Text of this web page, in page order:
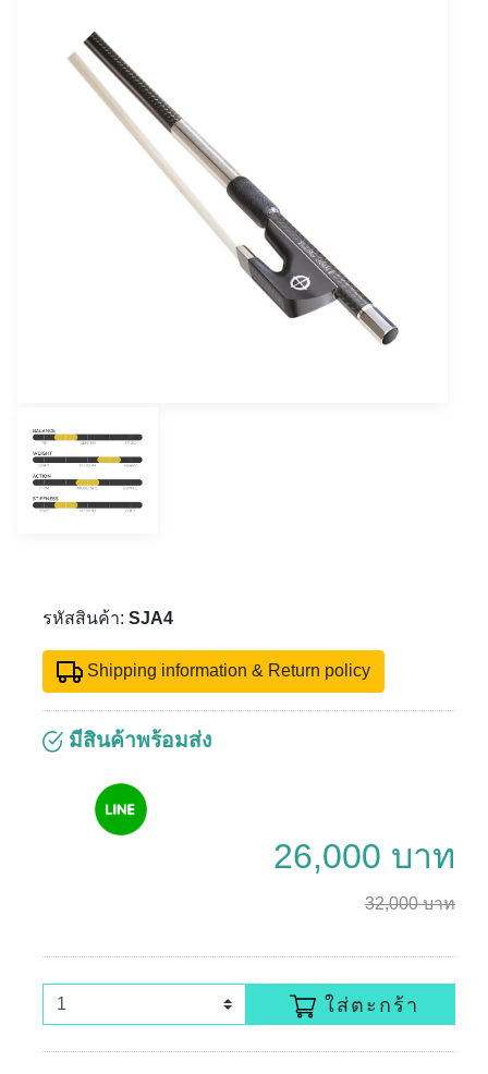
รหัสสินค้า: SJA4
Shipping information & Return policy
มีสินค้าพร้อมส่ง
26,000 บาท
32,000 บาท
ใส่ตะกร้า